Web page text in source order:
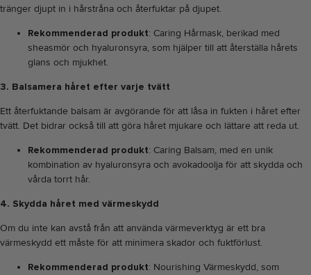
tränger djupt in i hårstråna och återfuktar på djupet.
Rekommenderad produkt: Caring Hårmask, berikad med
sheasmör och hyaluronsyra, som hjälper till att återställa hårets
glans och mjukhet.
3. Balsamera håret efter varje tvätt
Ett återfuktande balsam är avgörande för att låsa in fukten i håret efter
tvätt. Det bidrar också till att göra håret mjukare och lättare att reda ut.
Rekommenderad produkt: Caring Balsam, med en unik
kombination av hyaluronsyra och avokadoolja för att skydda och
vårda torrt hår.
4. Skydda håret med värmeskydd
Om du inte kan avstå från att använda värmeverktyg är ett bra
värmeskydd ett måste för att minimera skador och fuktförlust.
Rekommenderad produkt: Nourishing Värmeskydd, som